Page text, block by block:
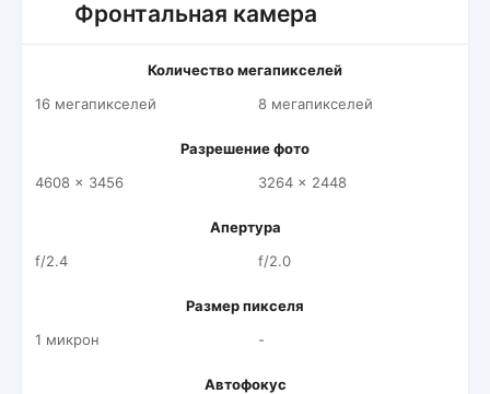
Фронтальная камера
Количество мегапикселей
16 мегапикселей
8 мегапикселей
Разрешение фото
4608 x 3456
3264 x 2448
Апертура
f/2.4
f/2.0
Размер пикселя
1 микрон
-
Автофокус